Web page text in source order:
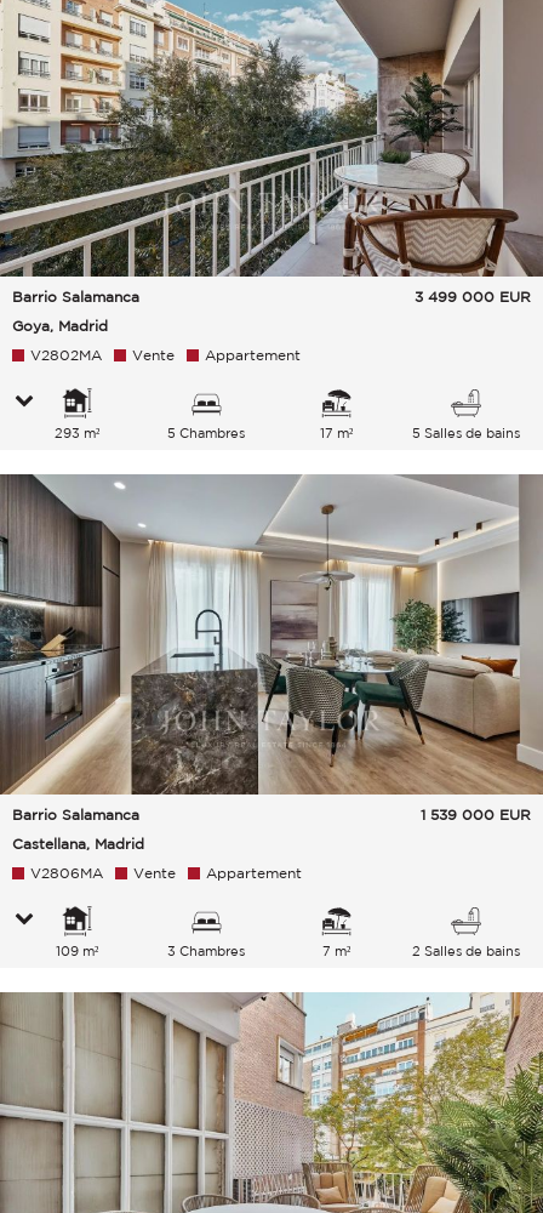
Barrio Salamanca
Goya, Madrid
3 499 000 EUR
V2802MA Vente Appartement
293 m² 5 Chambres 17 m² 5 Salles de bains
Barrio Salamanca
Castellana, Madrid
1 539 000 EUR
V2806MA Vente Appartement
109 m² 3 Chambres 7 m² 2 Salles de bains